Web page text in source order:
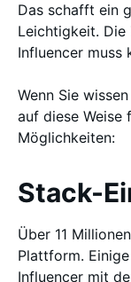
Das schafft ein
Leichtigkeit.
Influencer muss
Wenn Sie
auf diese Weise
Möglichkeiten:
Stack-
Über 11
Plattform.
Influencer mit